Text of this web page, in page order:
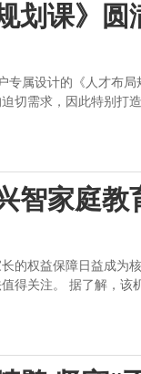
划课》
专属设计的《人才布
切需求，因此特别打
智家庭
的权益保障日益成为
得关注。 据了解，